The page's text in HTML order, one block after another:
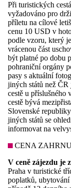
Při turistických
vyžadováno pro
příletu na cílové
cenu 10 USD v
podle vzoru, který
vrácenou část
být platné po dobu
pohraniční orgány
pasy s aktuální
jiných států než
cestě u příslušného
cestě bývá
Slovenské
jiných států se
informovat na
CENA
V ceně zájezdu je
Praha v turistické
poplatků,